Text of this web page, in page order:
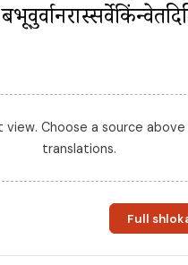
view. Choose a source
translations.
Full